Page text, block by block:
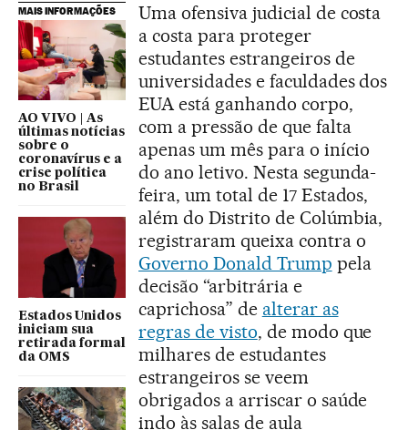
MAIS INFORMAÇÕES
AO VIVO | As
últimas notícias
sobre o
coronavírus e a
crise política
no Brasil
Estados Unidos
iniciam sua
retirada formal
da OMS
Uma ofensiva judicial de costa
a costa para proteger
estudantes estrangeiros de
universidades e faculdades dos
EUA está ganhando corpo,
com a pressão de que falta
apenas um mês para o início
do ano letivo. Nesta segunda-
feira, um total de 17 Estados,
além do Distrito de Colúmbia,
registraram queixa contra o
Governo Donald Trump pela
decisão “arbitrária e
caprichosa” de alterar as
regras de visto, de modo que
milhares de estudantes
estrangeiros se veem
obrigados a arriscar o saúde
indo às salas de aula